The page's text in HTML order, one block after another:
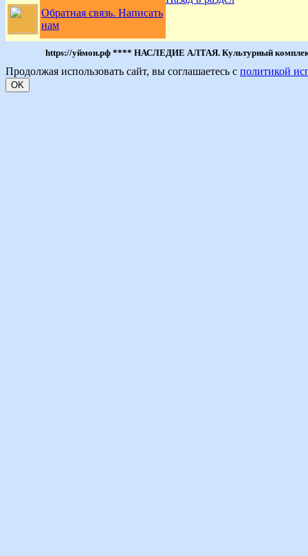
Обратная связь. Написать
нам
https://уймон.рф **** НАСЛЕДИЕ АЛТАЯ. Культурный комплекс
Продолжая использовать сайт, вы соглашаетесь с политикой
OK